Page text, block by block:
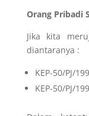
Orang Pribadi
Jika kita
diantaranya :
KEP-50/PJ/
KEP-50/PJ/